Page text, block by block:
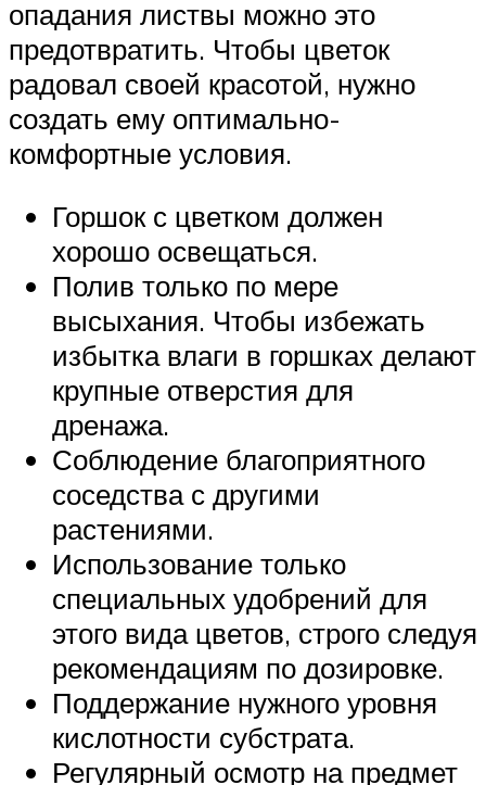
опадания листвы можно это
предотвратить. Чтобы цветок
радовал своей красотой, нужно
создать ему оптимально-
комфортные условия.
Горшок с цветком должен
хорошо освещаться.
Полив только по мере
высыхания. Чтобы избежать
избытка влаги в горшках делают
крупные отверстия для
дренажа.
Соблюдение благоприятного
соседства с другими
растениями.
Использование только
специальных удобрений для
этого вида цветов, строго следуя
рекомендациям по дозировке.
Поддержание нужного уровня
кислотности субстрата.
Регулярный осмотр на предмет